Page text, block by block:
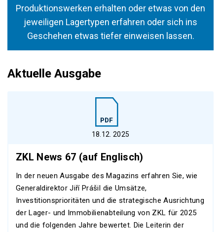
Produktionswerken erhalten oder etwas von den
jeweiligen Lagertypen erfahren oder sich ins
Geschehen etwas tiefer einweisen lassen.
Aktuelle Ausgabe
18.12. 2025
ZKL News 67 (auf Englisch)
In der neuen Ausgabe des Magazins erfahren Sie, wie
Generaldirektor Jiří Prášil die Umsätze,
Investitionsprioritäten und die strategische Ausrichtung
der Lager- und Immobilienabteilung von ZKL für 2025
und die folgenden Jahre bewertet. Die Leiterin der